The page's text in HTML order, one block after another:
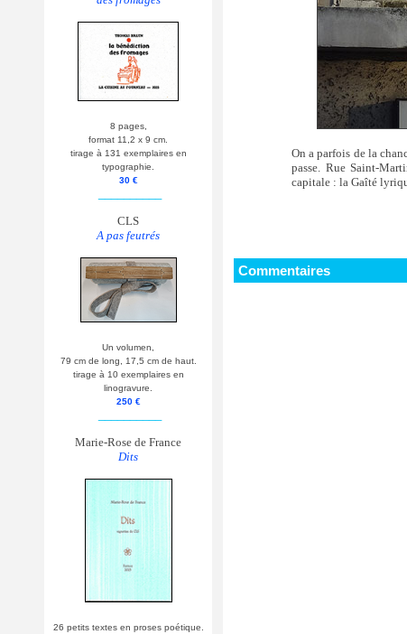
8 pages,
format 11,2 x 9 cm.
tirage à 131 exemplaires en
typographie.
30 €
CLS
A pas feutrés
Un volumen,
79 cm de long, 17,5 cm de haut.
tirage à 10 exemplaires en
linogravure.
250 €
Marie-Rose de France
Dits
26 petits textes en proses poétique.
On a parfois de la
passe. Rue Saint-
capitale : la Gaîté
Commentaires